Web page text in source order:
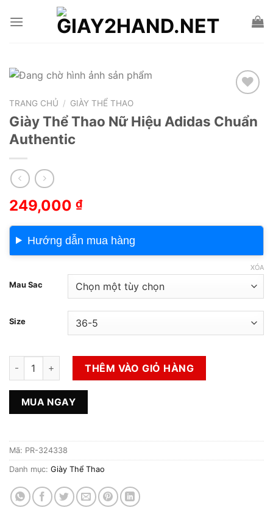
Add to wishlist
TRANG CHỦ / GIÀY THỂ THAO
Giày Thể Thao Nữ Hiệu Adidas Chuẩn
Authentic
249,000 ₫
Hướng dẫn mua hàng
Mau Sac
Size
XÓA
Giày Thể Thao Nữ Hiệu Adidas Chuẩn Authentic số lượng
THÊM VÀO GIỎ HÀNG
MUA NGAY
Mã: PR-324338
Danh mục: Giày Thể Thao